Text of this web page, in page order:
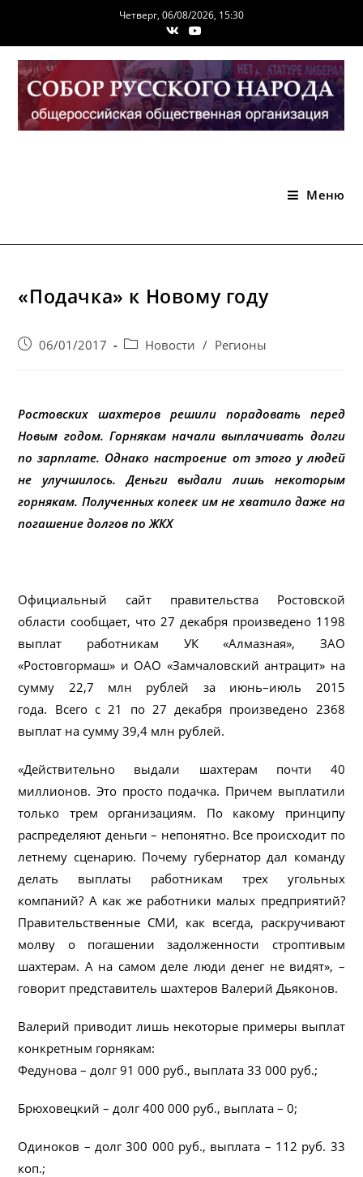
содержимому
Четверг, 06/08/2026, 15:30
Меню
«Подачка» к Новому году
Запись06/01/2017
PostНовости / Регионы
Ростовских шахтеров решили порадовать перед
Новым годом. Горнякам начали выплачивать долги
по зарплате. Однако настроение от этого у людей
не улучшилось. Деньги выдали лишь некоторым
горнякам. Полученных копеек им не хватило даже на
погашение долгов по ЖКХ
Официальный сайт правительства Ростовской
области сообщает, что 27 декабря произведено 1198
выплат работникам УК «Алмазная», ЗАО
«Ростовгормаш» и ОАО «Замчаловский антрацит» на
сумму 22,7 млн рублей за июнь–июль 2015
года. Всего с 21 по 27 декабря произведено 2368
выплат на сумму 39,4 млн рублей.
«Действительно выдали шахтерам почти 40
миллионов. Это просто подачка. Причем выплатили
только трем организациям. По какому принципу
распределяют деньги – непонятно. Все происходит по
летнему сценарию. Почему губернатор дал команду
делать выплаты работникам трех угольных
компаний? А как же работники малых предприятий?
Правительственные СМИ, как всегда, раскручивают
молву о погашении задолженности строптивым
шахтерам. А на самом деле люди денег не видят», –
говорит представитель шахтеров Валерий Дьяконов.
Валерий приводит лишь некоторые примеры выплат
конкретным горнякам:
Федунова – долг 91 000 руб., выплата 33 000 руб.;
Брюховецкий – долг 400 000 руб., выплата – 0;
Одиноков – долг 300 000 руб., выплата – 112 руб. 33
коп.;